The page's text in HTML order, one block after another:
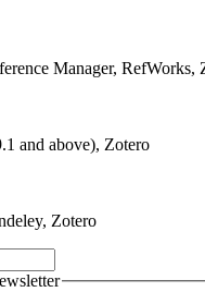
Manager, RefWorks,
and above), Zotero
Zotero